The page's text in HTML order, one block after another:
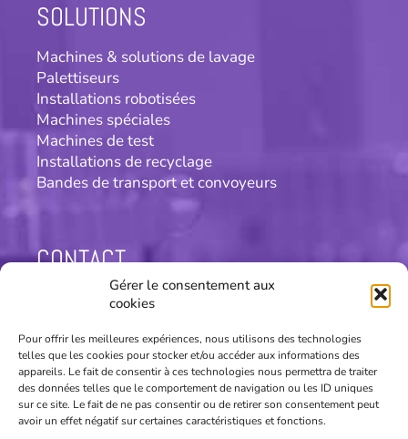
Gérer le consentement aux
cookies
Pour offrir les meilleures expériences, nous utilisons des technologies
telles que les cookies pour stocker et/ou accéder aux informations des
appareils. Le fait de consentir à ces technologies nous permettra de traiter
des données telles que le comportement de navigation ou les ID uniques
sur ce site. Le fait de ne pas consentir ou de retirer son consentement peut
avoir un effet négatif sur certaines caractéristiques et fonctions.
SOLUTIONS
Machines & solutions de lavage
Palettiseurs
Installations robotisées
Machines spéciales
Machines de test
Installations de recyclage
Bandes de transport et convoyeurs
CONTACT
Patric concept SA
CH-2013 Colombier/NE
patric-concept@patric.swiss
Suivez-nous sur les réseaux!